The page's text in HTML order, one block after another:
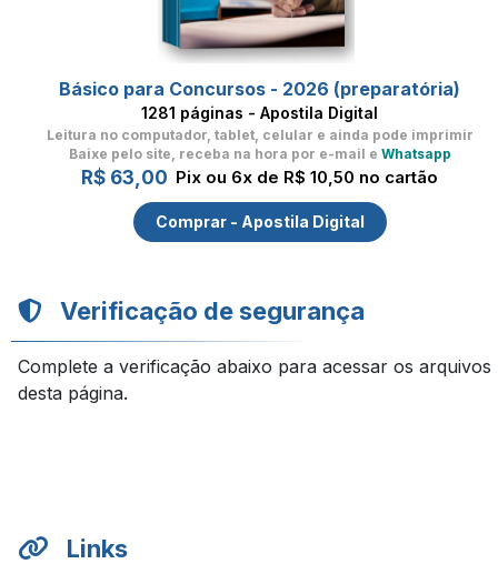
Básico para Concursos - 2026 (preparatória)
1281 páginas - Apostila Digital
Leitura no computador, tablet, celular e ainda pode imprimir
Baixe pelo site, receba na hora por e-mail e Whatsapp
R$ 63,00 Pix ou 6x de R$ 10,50 no cartão
Comprar - Apostila Digital
Verificação de segurança
Complete a verificação abaixo para acessar os arquivos
desta página.
Links